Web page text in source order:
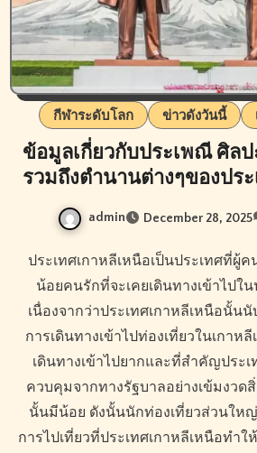
กีฬาระดับโลก ข่าวดังวันนี้
ข้อมูลเกี่ยวกับประเพณี ศิล
รวมถึงตำนานต่างๆของปร
admin December 28, 2025
ประเทศเกาหลีเหนือเป็นประเทศที่ผู้คนเคยได้ยินชื่อเสียงแต่
น้อยคนรักที่จะเคยเดินทางเข้าไปใน
เนื่องจากว่าประเทศเกาหลีเหนือนั้น
การเดินทางเข้าไปท่องเที่ยวในเกาห
เดินทางเข้าไปยากและที่สำคัญประ
ควบคุมจากทางรัฐบาลอย่างเข้มงวด
นั้นมีน้อย ดังนั้นนักท่องเที่ยวส่วนให
การไปเที่ยวที่ประเทศเกาหลีเหนือทำ